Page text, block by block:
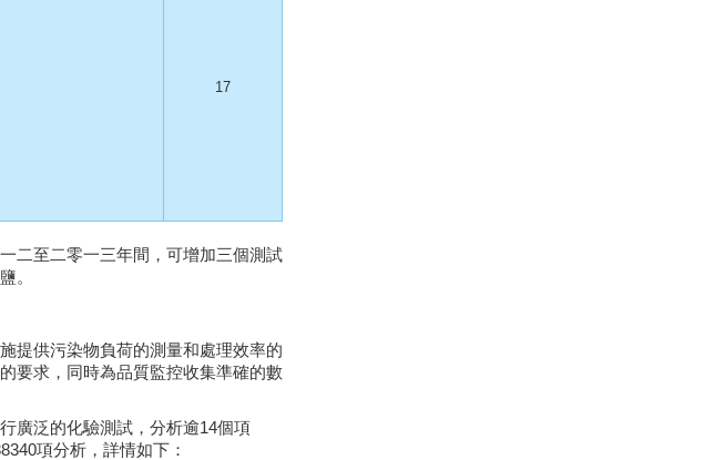
17
二至二零一三年間，可增加三個測試
。
提供污染物負荷的測量和處理效率的
要求，同時為品質監控收集準確的數
廣泛的化驗測試，分析逾14個項
項分析，詳情如下：